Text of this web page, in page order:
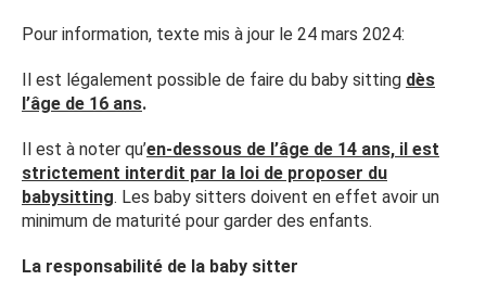
Pour information, texte mis à jour le 24 mars 2024:
Il est légalement possible de faire du baby sitting dès
l’âge de 16 ans.
Il est à noter qu’en-dessous de l’âge de 14 ans, il est
strictement interdit par la loi de proposer du
babysitting. Les baby sitters doivent en effet avoir un
minimum de maturité pour garder des enfants.
La responsabilité de la baby sitter